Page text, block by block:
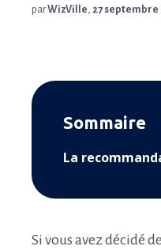
parWizVille, 27 septembre
Sommaire
La
Si vous avez décidé